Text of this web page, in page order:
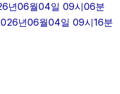
서초하수구막힘
년06월04일 09시06분
년06월04일 09시16분